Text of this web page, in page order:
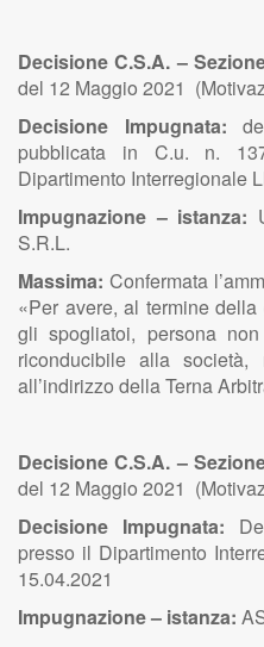
Decisione C.S.A. –
del 12 Maggio 2021
Decisione Impugnata:
pubblicata in C.u. n.
Dipartimento Interregionale
Impugnazione – istanza:
S.R.L.
Massima:Confermata
«Per avere, al termine
gli spogliatoi, persona
riconducibile alla società,
all’indirizzo della Terna
Decisione C.S.A. –
del 12 Maggio 2021
Decisione Impugnata:
presso il Dipartimento
15.04.2021
Impugnazione – istanza: